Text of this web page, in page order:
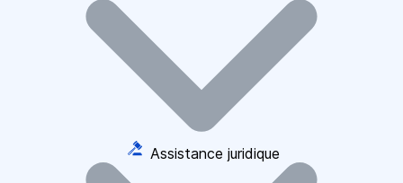
Assistance juridique